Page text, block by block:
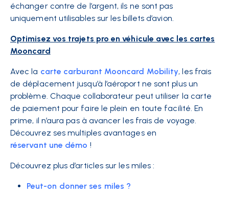
échanger contre de l’argent, ils ne sont pas
uniquement utilisables sur les billets d’avion.
Optimisez vos trajets pro en véhicule avec les cartes
Mooncard
Avec la carte carburant Mooncard Mobility, les frais
de déplacement jusqu’à l’aéroport ne sont plus un
problème. Chaque collaborateur peut utiliser la carte
de paiement pour faire le plein en toute facilité. En
prime, il n’aura pas à avancer les frais de voyage.
Découvrez ses multiples avantages en
réservant une démo !
Découvrez plus d’articles sur les miles :
Peut-on donner ses miles ?